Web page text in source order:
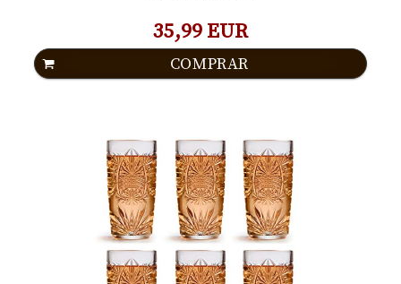
35,99 EUR
COMPRAR